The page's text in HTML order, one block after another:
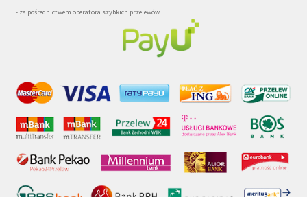
- za pośrednictwem operatora szybkich przelewów